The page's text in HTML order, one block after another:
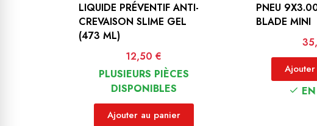
LIQUIDE PRÉVENTIF ANTI-
CREVAISON SLIME GEL
(473 ML)
Prix
12,50 €
PLUSIEURS PIÈCES
DISPONIBLES
Ajouter au panier
PNEU
BLADE MINI
Prix